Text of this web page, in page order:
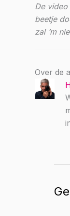
De
beetje
zal ‘m
Over de